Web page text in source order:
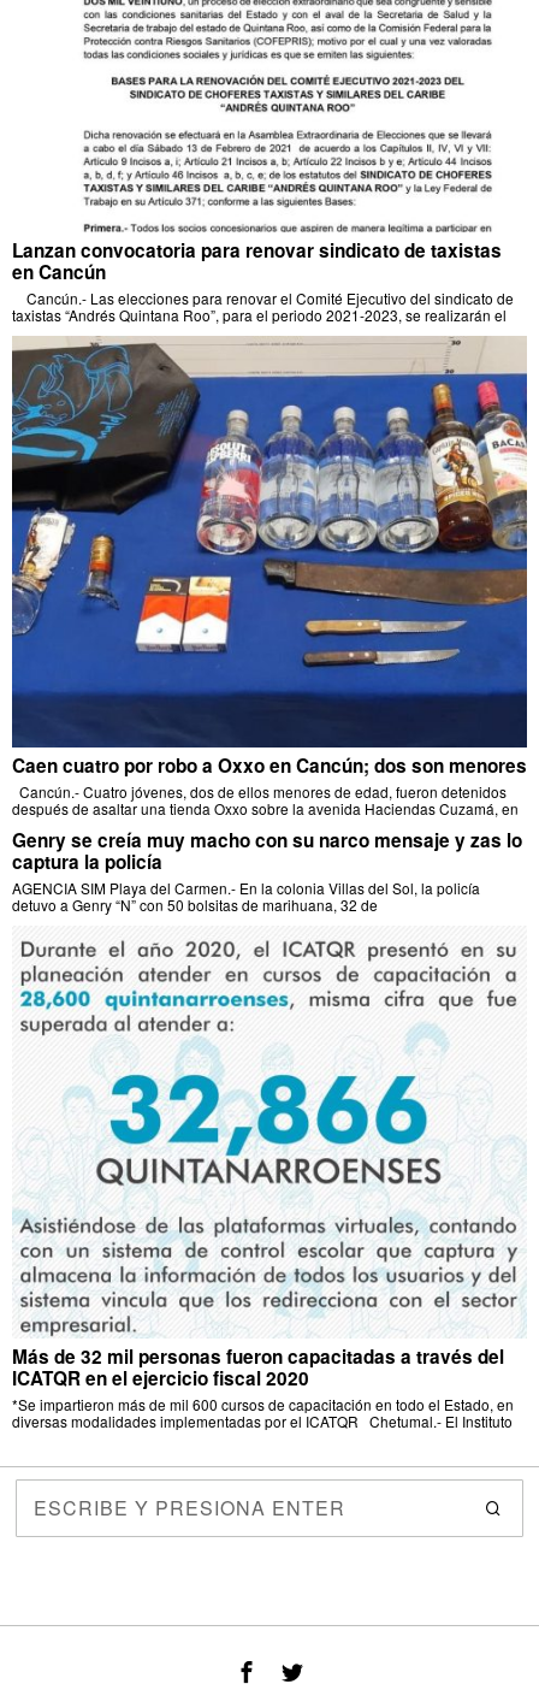
Lanzan convocatoria para renovar sindicato de taxistas
en Cancún
Cancún.- Las elecciones para renovar el Comité Ejecutivo del sindicato de
taxistas “Andrés Quintana Roo”, para el periodo 2021-2023, se realizarán el
Caen cuatro por robo a Oxxo en Cancún; dos son menores
Cancún.- Cuatro jóvenes, dos de ellos menores de edad, fueron detenidos
después de asaltar una tienda Oxxo sobre la avenida Haciendas Cuzamá, en
Genry se creía muy macho con su narco mensaje y zas lo
captura la policía
AGENCIA SIM Playa del Carmen.- En la colonia Villas del Sol, la policía
detuvo a Genry “N” con 50 bolsitas de marihuana, 32 de
Más de 32 mil personas fueron capacitadas a través del
ICATQR en el ejercicio fiscal 2020
*Se impartieron más de mil 600 cursos de capacitación en todo el Estado, en
diversas modalidades implementadas por el ICATQR Chetumal.- El Instituto